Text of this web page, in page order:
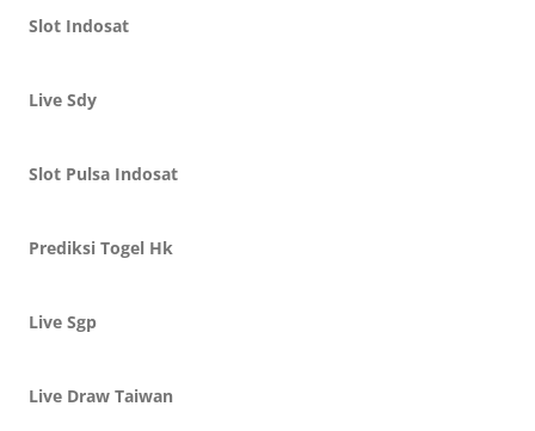
Slot Indosat
Live Sdy
Slot Pulsa Indosat
Prediksi Togel Hk
Live Sgp
Live Draw Taiwan